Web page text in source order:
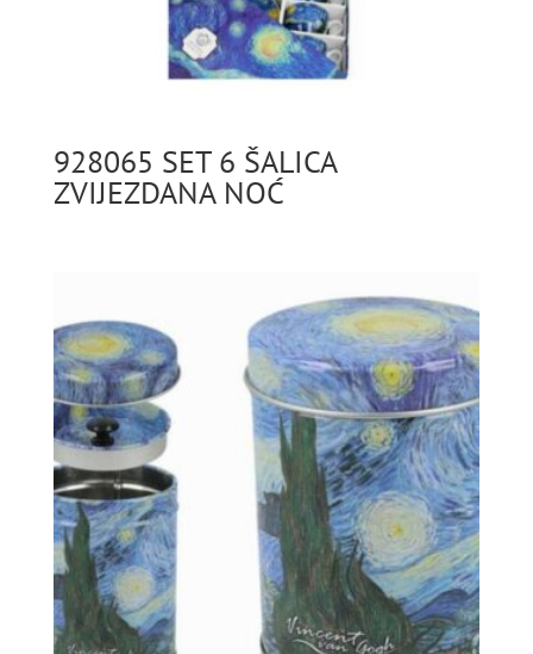
928065 SET 6 ŠALICA
ZVIJEZDANA NOĆ